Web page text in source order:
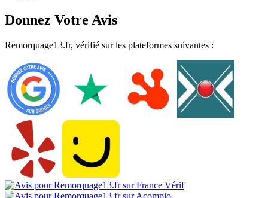
Donnez Votre Avis
Remorquage13.fr, vérifié sur les plateformes suivantes :